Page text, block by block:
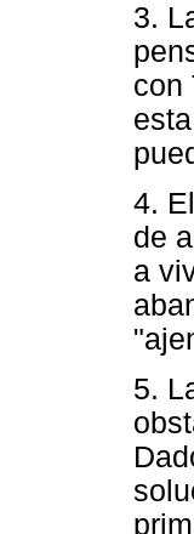
3.
con
4.
de
a
5.